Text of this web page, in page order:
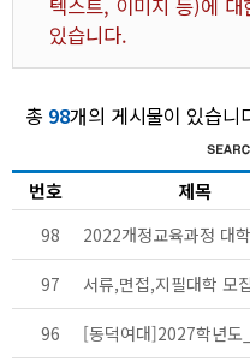
텍스트, 이미지 등)에
있습니다.
총 98개의 게시물이 있습니
번호 제목
98
97 서류,면접,지필대학 모
96